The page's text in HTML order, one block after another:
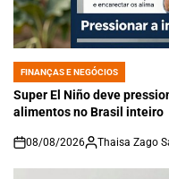
POSTED
IN
FINANÇAS E NEGÓCIOS
Super El Niño deve
alimentos no Brasil inteiro
on
08/08/2026 Thaisa Zago